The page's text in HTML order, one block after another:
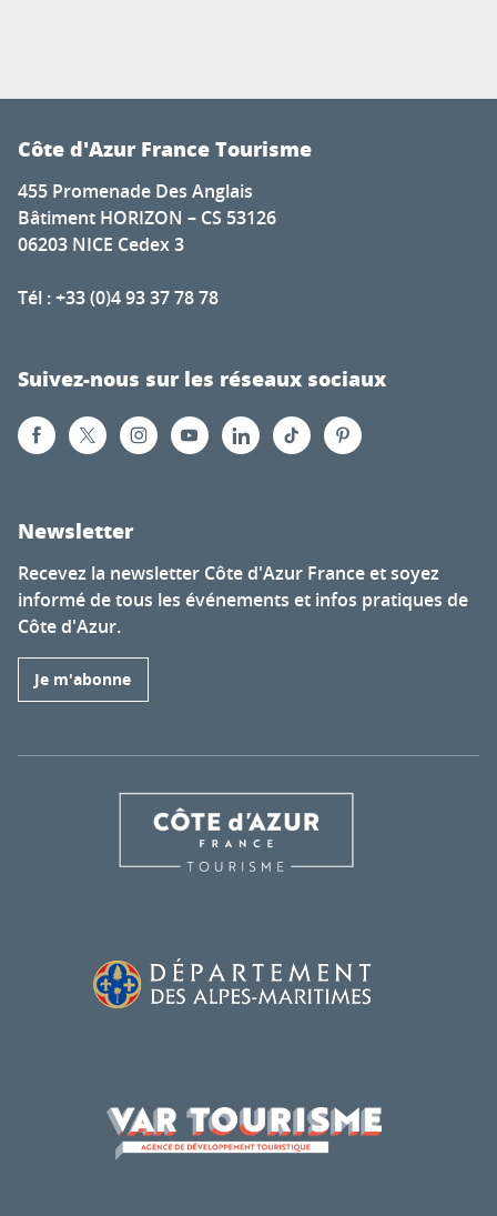
Côte d'Azur France Tourisme
455 Promenade Des Anglais
Bâtiment HORIZON – CS 53126
06203 NICE Cedex 3
Tél : +33 (0)4 93 37 78 78
Suivez-nous sur les réseaux sociaux
Newsletter
Recevez la newsletter Côte d'Azur France et soyez
informé de tous les événements et infos pratiques de
Côte d'Azur.
Je m'abonne